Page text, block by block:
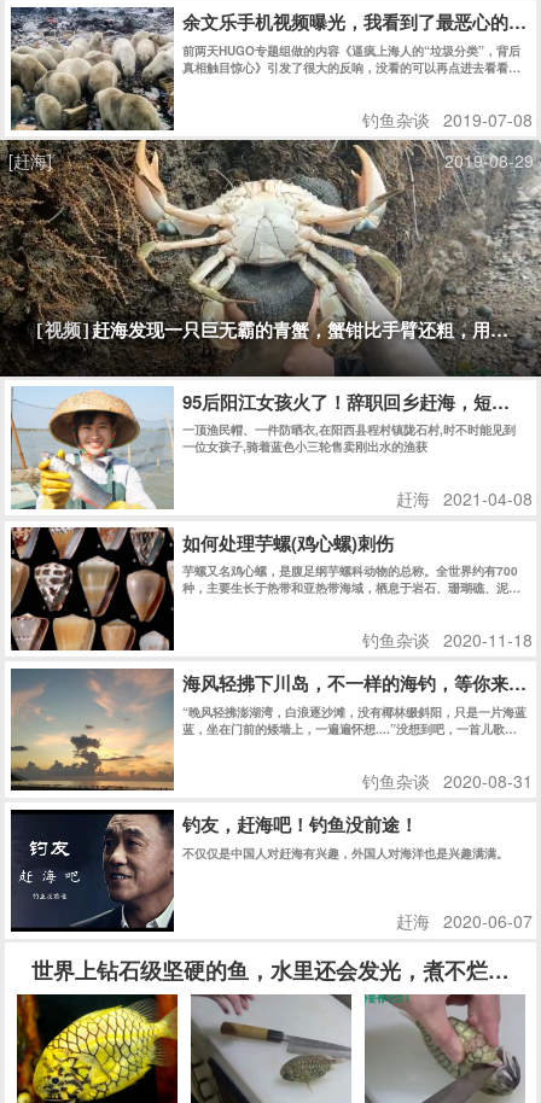
余文乐手机视频曝光，我看到了最恶心的一
前两天HUGO专题组做的内容《逼疯上海人的“垃圾分类”，背后
真相触目惊心》引发了很大的反响，没看的可以再点进去看看。
也不想反驳什么，我不是什么环保爱心大使，也不是道德领袖。
图片。说实话我看今天的内容的时候，只有一个词，就是恶心，
不是讨厌反感的意思，是反胃，很不舒服的那种恶心。
钓鱼杂谈 2019-07-08
[赶海]
2019-08-29
[视频]赶海发现一只巨无霸的青蟹，蟹钳比手臂还粗，用背包
95后阳江女孩火了！辞职回乡赶海，短视频
一顶渔民帽、一件防晒衣,在阳西县程村镇陇石村,时不时能见到
一位女孩子,骑着蓝色小三轮售卖刚出水的渔获
赶海 2021-04-08
如何处理芋螺(鸡心螺)刺伤
芋螺又名鸡心螺，是腹足纲芋螺科动物的总称。全世界约有700
种，主要生长于热带和亚热带海域，栖息于岩石、珊瑚礁、泥沙
螺、方斑芋螺；②食螺芋螺，常见的有织锦芋螺、黑芋螺等；③
中毒甚至致死。常见的有地纹芋螺、马兰芋螺、线纹芋螺等。
钓鱼杂谈 2020-11-18
海风轻拂下川岛，不一样的海钓，等你来体
“晚风轻拂澎湖湾，白浪逐沙滩，没有椰林缀斜阳，只是一片海蓝
蓝，坐在门前的矮墙上，一遍遍怀想....”没想到吧，一首儿歌就
钓鱼杂谈 2020-08-31
钓友，赶海吧！钓鱼没前途！
不仅仅是中国人对赶海有兴趣，外国人对海洋也是兴趣满满。
赶海 2020-06-07
世界上钻石级坚硬的鱼，水里还会发光，煮不烂，日